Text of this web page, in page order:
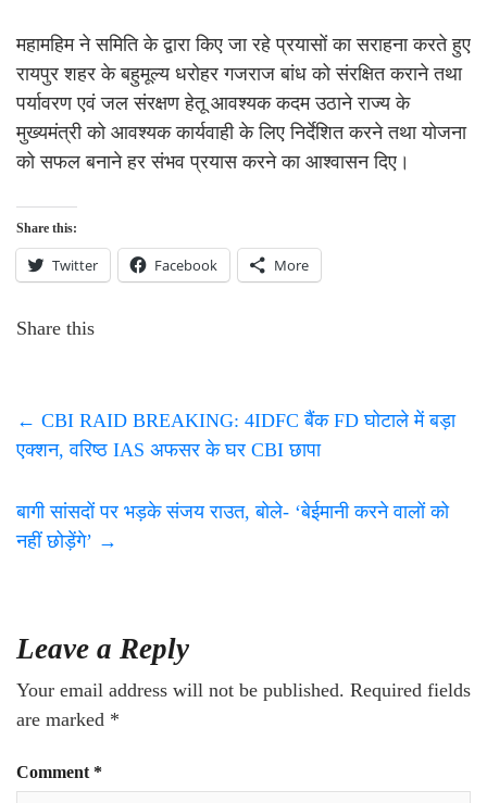
महामहिम ने समिति के द्वारा किए जा रहे प्रयासों का सराहना करते हुए
रायपुर शहर के बहुमूल्य धरोहर गजराज बांध को संरक्षित कराने तथा
पर्यावरण एवं जल संरक्षण हेतू आवश्यक कदम उठाने राज्य के
मुख्यमंत्री को आवश्यक कार्यवाही के लिए निर्देशित करने तथा योजना
को सफल बनाने हर संभव प्रयास करने का आश्वासन दिए।
Share this:
Twitter Facebook More
Share this
← CBI RAID BREAKING: 4IDFC बैंक FD घोटाले में बड़ा
एक्शन, वरिष्ठ IAS अफसर के घर CBI छापा
बागी सांसदों पर भड़के संजय राउत, बोले- ‘बेईमानी करने वालों को
नहीं छोड़ेंगे’ →
Leave a Reply
Your email address will not be published. Required fields
are marked *
Comment *